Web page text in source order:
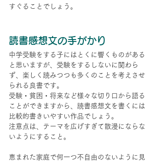
すぐることでしょう。
読書感想文の手がかり
中学受験をする子にはとくに響くものがある
と思いますが、受験をするしないに関わら
ず、楽しく読みつつも多くのことを考えさせ
られる良書です。
受験・貧困・将来など様々な切り口から語る
ことができますから、読書感想文を書くには
比較的書きいやすい作品でしょう。
注意点は、テーマを広げすぎて散漫にならな
いようにすること。
恵まれた家庭で何一つ不自由のないように見